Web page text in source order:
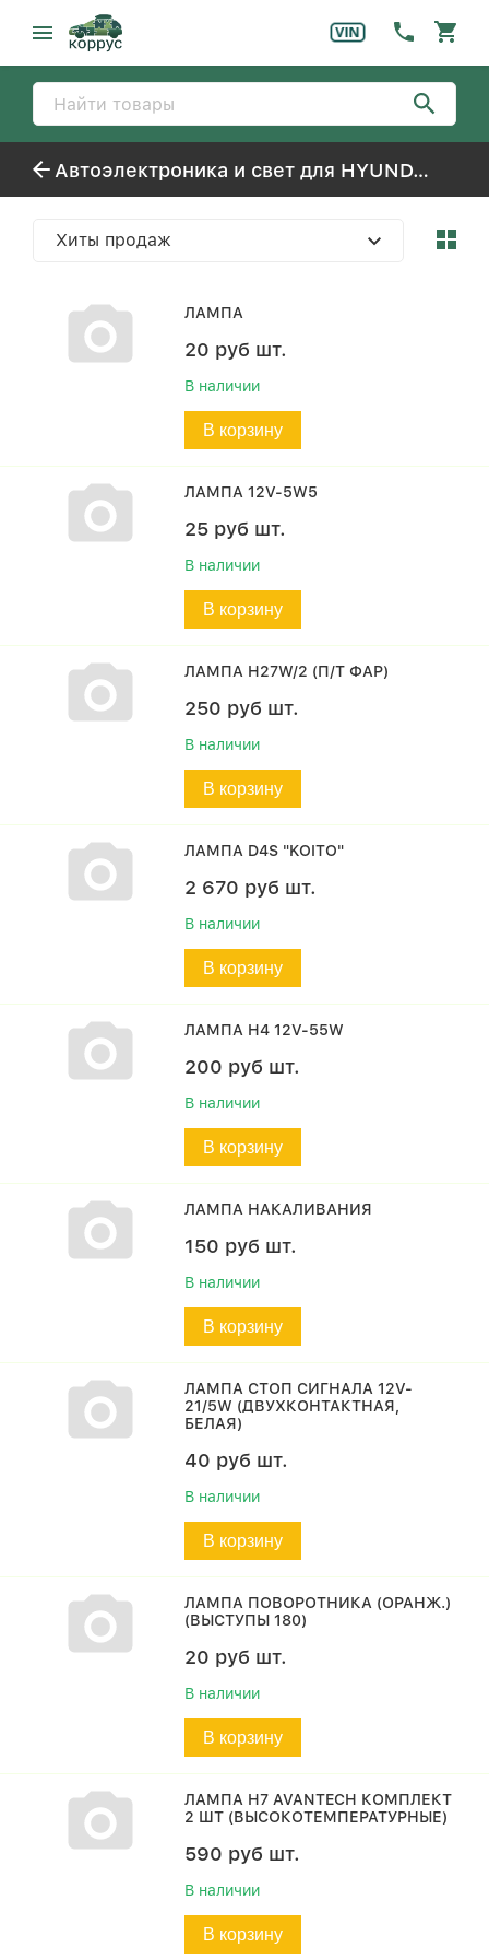
Автоэлектроника и свет для HYUNDAI ACCENT TAGAZ (1999-)
Хиты продаж
ЛАМПА
20 руб шт.
В наличии
В корзину
ЛАМПА 12V-5W5
25 руб шт.
В наличии
В корзину
ЛАМПА H27W/2 (П/Т ФАР)
250 руб шт.
В наличии
В корзину
ЛАМПА D4S "KOITO"
2 670 руб шт.
В наличии
В корзину
ЛАМПА H4 12V-55W
200 руб шт.
В наличии
В корзину
ЛАМПА НАКАЛИВАНИЯ
150 руб шт.
В наличии
В корзину
ЛАМПА СТОП СИГНАЛА 12V-
21/5W (ДВУХКОНТАКТНАЯ,
БЕЛАЯ)
40 руб шт.
В наличии
В корзину
ЛАМПА ПОВОРОТНИКА (ОРАНЖ.)
(ВЫСТУПЫ 180)
20 руб шт.
В наличии
В корзину
ЛАМПА H7 AVANTECH КОМПЛЕКТ
2 ШТ (ВЫСОКОТЕМПЕРАТУРНЫЕ)
590 руб шт.
В наличии
В корзину